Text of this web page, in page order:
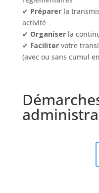
✔ Préparerla
activité
✔ Organiserla
✔ Facilitervotre
(avec ou sans cumul